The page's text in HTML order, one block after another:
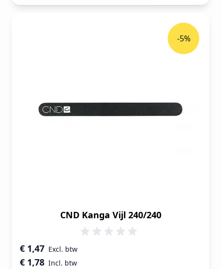
CND Kanga Vijl 240/240
Speciale prijs
€ 1,78
€ 1,47
-5%